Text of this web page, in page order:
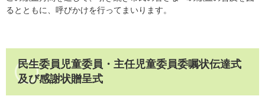
るとともに、呼びかけを行ってまいります。
民生委員児童委員・主任児童委員委嘱状伝達式
及び感謝状贈呈式